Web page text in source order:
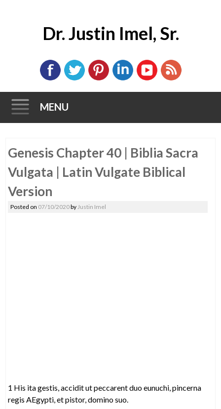
Dr. Justin Imel, Sr.
MENU
to
Genesis Chapter 40 | Biblia Sacra
Vulgata | Latin Vulgate Biblical
Version
Posted on 07/10/2020byJustin Imel
1 His ita gestis, accidit ut peccarent duo eunuchi, pincerna
regis AEgypti, et pistor, domino suo.